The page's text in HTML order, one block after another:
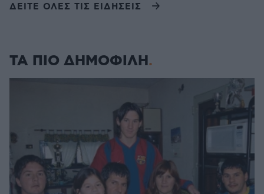
ΔΕΙΤΕ ΟΛΕΣ ΤΙΣ ΕΙΔΗΣΕΙΣ
ΤΑ ΠΙΟ ΔΗΜΟΦΙΛΗ